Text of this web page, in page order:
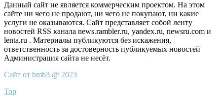
Данный сайт не является коммерческим проектом. На этом
сайте ни чего не продают, ни чего не покупают, ни какие
услуги не оказываются. Сайт представляет собой ленту
новостей RSS канала news.rambler.ru, yandex.ru, newsru.com и
lenta.ru . Материалы публикуются без искажения,
ответственность за достоверность публикуемых новостей
Администрация сайта не несёт.
Сайт от bmb3 @ 2023
Top